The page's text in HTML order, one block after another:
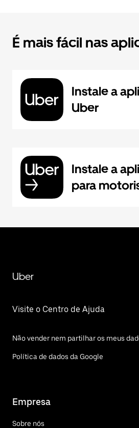
É mais fácil nas
Instale a
Uber
Instale a
para
Uber
Visite o Centro de Ajuda
Não vender nem partilhar os meus
Política de dados da Google
Empresa
Sobre nós